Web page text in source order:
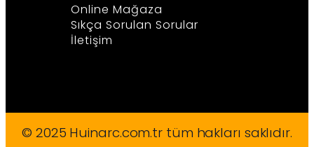
Online Mağaza
Sıkça Sorulan Sorular
İletişim
© 2025 Huinarc.com.tr tüm hakları saklıdır.